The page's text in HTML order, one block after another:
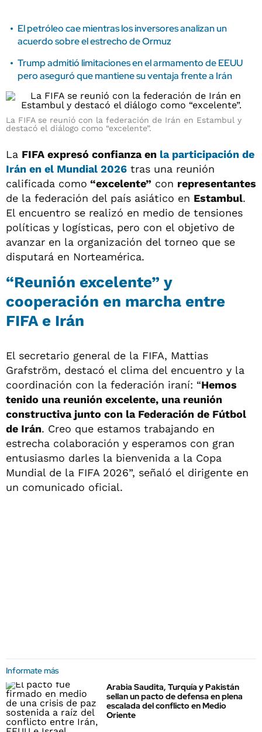
El petróleo cae mientras los inversores analizan un
acuerdo sobre el estrecho de Ormuz
Trump admitió limitaciones en el armamento de EEUU
pero aseguró que mantiene su ventaja frente a Irán
La FIFA se reunió con la federación de Irán en Estambul y
destacó el diálogo como “excelente”.
La FIFA expresó confianza en la participación de
Irán en el Mundial 2026 tras una reunión
calificada como “excelente” con representantes
de la federación del país asiático en Estambul.
El encuentro se realizó en medio de tensiones
políticas y logísticas, pero con el objetivo de
avanzar en la organización del torneo que se
disputará en Norteamérica.
“Reunión excelente” y
cooperación en marcha entre
FIFA e Irán
El secretario general de la FIFA, Mattias
Grafström, destacó el clima del encuentro y la
coordinación con la federación iraní: “Hemos
tenido una reunión excelente, una reunión
constructiva junto con la Federación de Fútbol
de Irán. Creo que estamos trabajando en
estrecha colaboración y esperamos con gran
entusiasmo darles la bienvenida a la Copa
Mundial de la FIFA 2026”, señaló el dirigente en
un comunicado oficial.
Informate más
Arabia Saudita, Turquía y Pakistán
sellan un pacto de defensa en plena
escalada del conflicto en Medio
Oriente